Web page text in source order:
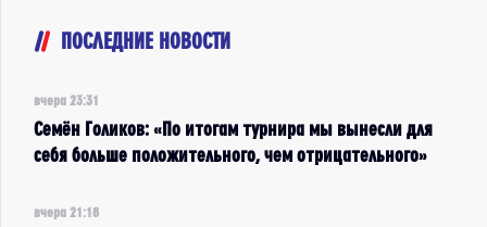
ПОСЛЕДНИЕ НОВОСТИ
вчера 23:31
Семён Голиков: «По итогам турнира мы вынесли для
себя больше положительного, чем отрицательного»
вчера 21:18